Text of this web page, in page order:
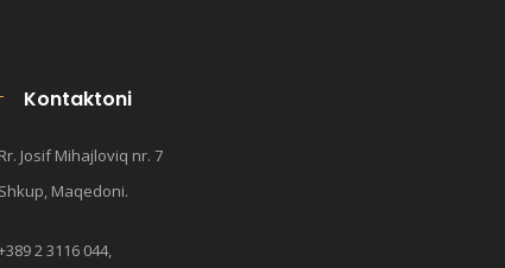
Kontaktoni
Rr. Josif Mihajloviq nr. 7
Shkup, Maqedoni.
2 3116 044,